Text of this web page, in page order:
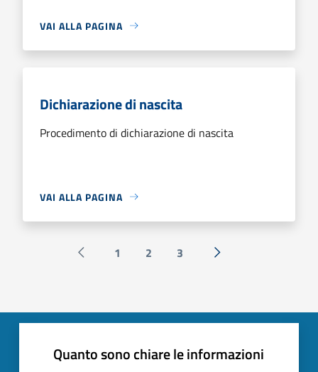
VAI ALLA PAGINA
Dichiarazione di nascita
Procedimento di dichiarazione di nascita
VAI ALLA PAGINA
Pagina precedente
1 2 3 Successiva »
Quanto sono chiare le informazioni